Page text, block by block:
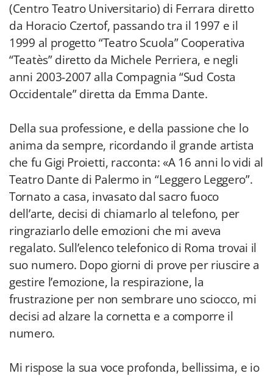
(Centro Teatro Universitario) di Ferrara diretto
da Horacio Czertof, passando tra il 1997 e il
1999 al progetto “Teatro Scuola” Cooperativa
“Teatès” diretto da Michele Perriera, e negli
anni 2003-2007 alla Compagnia “Sud Costa
Occidentale” diretta da Emma Dante.
Della sua professione, e della passione che lo
anima da sempre, ricordando il grande artista
che fu Gigi Proietti, racconta: «A 16 anni lo vidi al
Teatro Dante di Palermo in “Leggero Leggero”.
Tornato a casa, invasato dal sacro fuoco
dell’arte, decisi di chiamarlo al telefono, per
ringraziarlo delle emozioni che mi aveva
regalato. Sull’elenco telefonico di Roma trovai il
suo numero. Dopo giorni di prove per riuscire a
gestire l’emozione, la respirazione, la
frustrazione per non sembrare uno sciocco, mi
decisi ad alzare la cornetta e a comporre il
numero.
Mi rispose la sua voce profonda, bellissima, e io